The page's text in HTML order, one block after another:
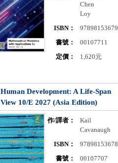
Chen
Loy
ISBN：
書號：
00107711
定價：
1,620元
Human Development: A Life-Span
View 10/E 2027 (Asia Edition)
作/譯者：
Kail
Cavanaugh
ISBN：
書號：
00107707